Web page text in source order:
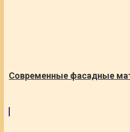
Современные фасадные